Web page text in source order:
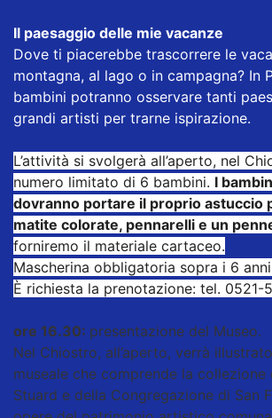
Il paesaggio delle mie vacanze
Dove ti piacerebbe trascorrere le
montagna, al lago o in campagna? In
bambini potranno osservare tanti
grandi artisti per trarne ispirazione.
L’attività si svolgerà all’aperto, nel
numero limitato di 6 bambini. I
dovranno portare il proprio astuccio
matite colorate, pennarelli e un
forniremo il materiale cartaceo.
Mascherina obbligatoria sopra i 6
È richiesta la prenotazione: tel. 0521-
ore 16.30: presentazione del Museo.
Nel Chiostro, all’aperto, verrà
museale che comprende la collezione
Stuard e della Congregazione di San